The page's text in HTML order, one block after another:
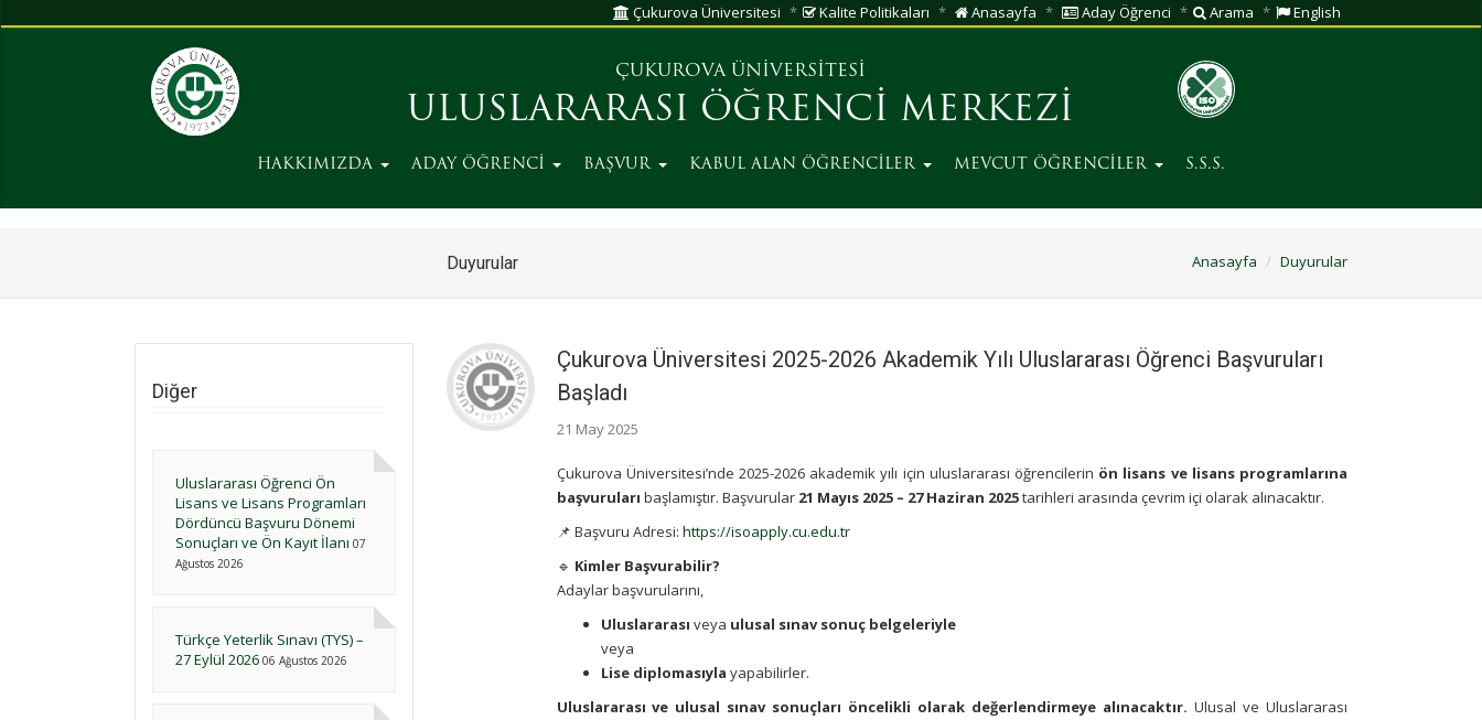
Çukurova Üniversitesi Kalite Politikaları Anasayfa Aday Öğrenci Arama English
ÇUKUROVA ÜNİVERSİTESİ
ULUSLARARASI ÖĞRENCİ MERKEZİ
HAKKIMIZDA ADAY ÖĞRENCİ BAŞVUR KABUL ALAN ÖĞRENCİLER MEVCUT ÖĞRENCİLER S.S.S.
Duyurular Anasayfa Duyurular
Diğer
Uluslararası Öğrenci Ön
Lisans ve Lisans Programları
Dördüncü Başvuru Dönemi
Sonuçları ve Ön Kayıt İlanı 07
Ağustos 2026
Türkçe Yeterlik Sınavı (TYS) –
27 Eylül 2026 06 Ağustos 2026
Çukurova Üniversitesi 2025-2026 Akademik Yılı Uluslararası Öğrenci Başvuruları
Başladı
21 May 2025
Çukurova Üniversitesi’nde 2025-2026 akademik yılı için uluslararası öğrencilerin ön lisans ve lisans programlarına
başvuruları başlamıştır. Başvurular 21 Mayıs 2025 – 27 Haziran 2025tarihleri arasında çevrim içi olarak alınacaktır.
📌 Başvuru Adresi: https://isoapply.cu.edu.tr
🔹 Kimler Başvurabilir?
Adaylar başvurularını,
Uluslararası veya ulusal sınav sonuç belgeleriyle
veya
Lise diplomasıyla yapabilirler.
Uluslararası ve ulusal sınav sonuçları öncelikli olarak değerlendirmeye alınacaktır. Ulusal ve Uluslararası